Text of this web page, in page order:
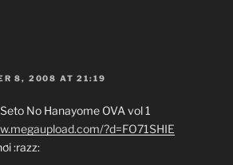
8, 2008 AT 21:19
No Hanayome OVA vol 1
?d=FO71SHIE
:razz: